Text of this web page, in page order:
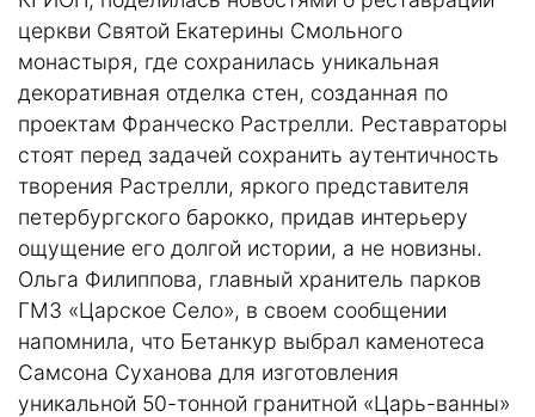
церкви Святой Екатерины Смольного
монастыря, где сохранилась уникальная
декоративная отделка стен, созданная по
проектам Франческо Растрелли. Реставраторы
стоят перед задачей сохранить аутентичность
творения Растрелли, яркого представителя
петербургского барокко, придав интерьеру
ощущение его долгой истории, а не новизны.
Ольга Филиппова, главный хранитель парков
ГМЗ «Царское Село», в своем сообщении
напомнила, что Бетанкур выбрал каменотеса
Самсона Суханова для изготовления
уникальной 50-тонной гранитной «Царь-ванны»